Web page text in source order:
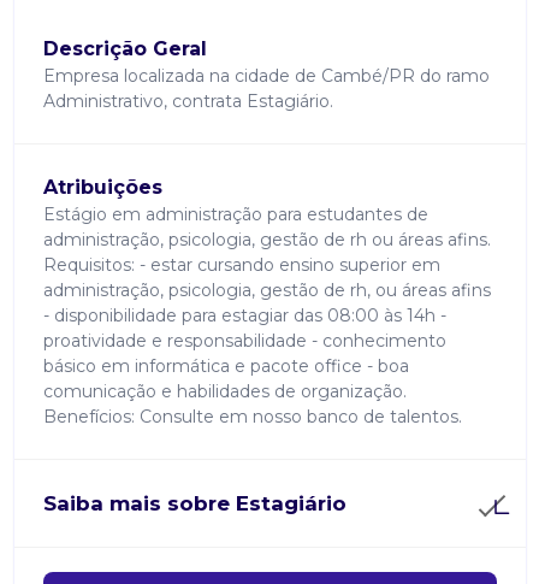
Descrição Geral
Empresa localizada na cidade de Cambé/PR do ramo
Administrativo, contrata Estagiário.
Atribuições
Estágio em administração para estudantes de
administração, psicologia, gestão de rh ou áreas afins.
Requisitos: - estar cursando ensino superior em
administração, psicologia, gestão de rh, ou áreas afins
- disponibilidade para estagiar das 08:00 às 14h -
proatividade e responsabilidade - conhecimento
básico em informática e pacote office - boa
comunicação e habilidades de organização.
Benefícios: Consulte em nosso banco de talentos.
Saiba mais sobre Estagiário